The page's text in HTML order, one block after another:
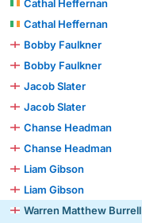
Cathal Heffernan
Cathal Heffernan
Bobby Faulkner
Bobby Faulkner
Jacob Slater
Jacob Slater
Chanse Headman
Chanse Headman
Liam Gibson
Liam Gibson
Warren Matthew Burrell